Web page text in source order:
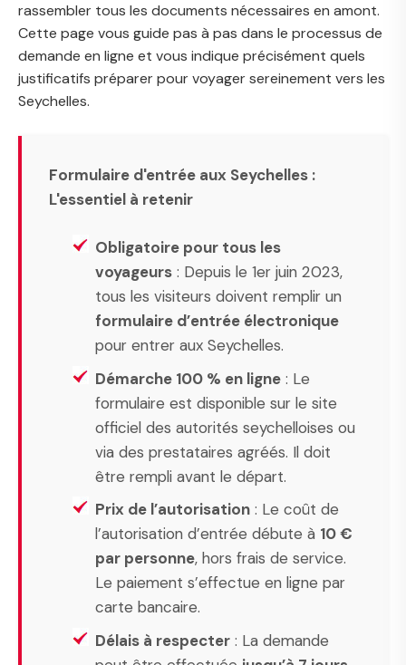
rassembler tous les documents nécessaires en amont.
Cette page vous guide pas à pas dans le processus de
demande en ligne et vous indique précisément quels
justificatifs préparer pour voyager sereinement vers les
Seychelles.
Formulaire d'entrée aux Seychelles :
L'essentiel à retenir
Obligatoire pour tous les
voyageurs : Depuis le 1er juin 2023,
tous les visiteurs doivent remplir un
formulaire d’entrée électronique
pour entrer aux Seychelles.
Démarche 100 % en ligne : Le
formulaire est disponible sur le site
officiel des autorités seychelloises ou
via des prestataires agréés. Il doit
être rempli avant le départ.
Prix de l’autorisation : Le coût de
l’autorisation d’entrée débute à 10 €
par personne, hors frais de service.
Le paiement s’effectue en ligne par
carte bancaire.
Délais à respecter : La demande